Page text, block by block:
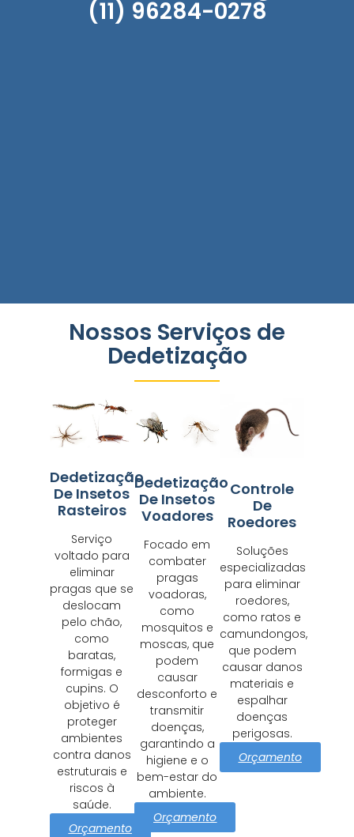
(11) 96284-0278
Nossos Serviços de
Dedetização
Dedetização
De Insetos
Rasteiros
Serviço
voltado para
eliminar
pragas que se
deslocam
pelo chão,
como
baratas,
formigas e
cupins. O
objetivo é
proteger
ambientes
contra danos
estruturais e
riscos à
saúde.
Orçamento
Dedetização
De Insetos
Voadores
Focado em
combater
pragas
voadoras,
como
mosquitos e
moscas, que
podem
causar
desconforto e
transmitir
doenças,
garantindo a
higiene e o
bem-estar do
ambiente.
Orçamento
Controle
De
Roedores
Soluções
especializadas
para eliminar
roedores,
como ratos e
camundongos,
que podem
causar danos
materiais e
espalhar
doenças
perigosas.
Orçamento